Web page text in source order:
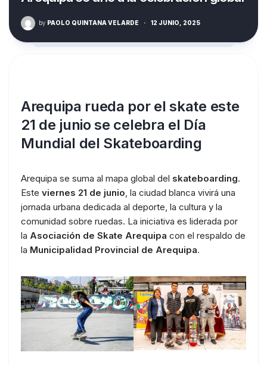
by PAOLO QUINTANA VELARDE · 12 JUNIO, 2025
Arequipa rueda por el skate este
21 de junio se celebra el Día
Mundial del Skateboarding
Arequipa se suma al mapa global del skateboarding.
Este viernes 21 de junio, la ciudad blanca vivirá una
jornada urbana dedicada al deporte, la cultura y la
comunidad sobre ruedas. La iniciativa es liderada por
la Asociación de Skate Arequipa con el respaldo de
la Municipalidad Provincial de Arequipa.